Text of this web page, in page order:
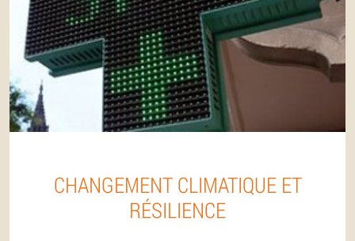
CHANGEMENT CLIMATIQUE ET
RÉSILIENCE